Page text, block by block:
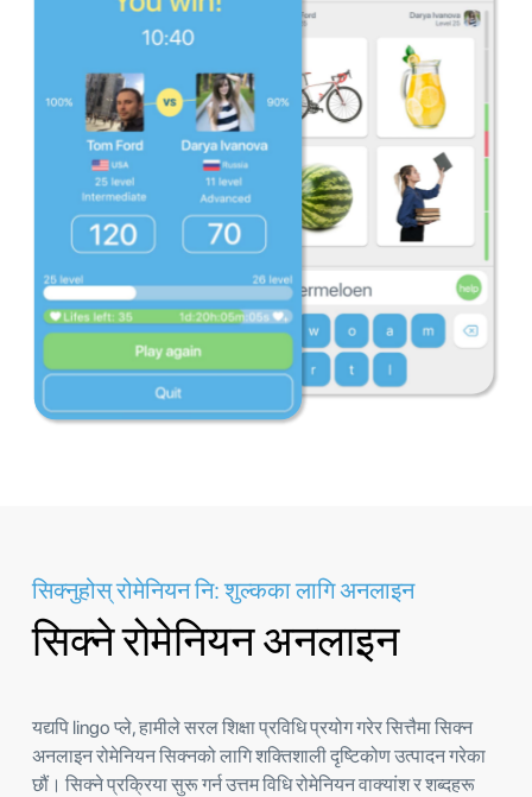
सिक्नुहोस् रोमेनियन नि: शुल्कका लागि अनलाइन
सिक्ने रोमेनियन अनलाइन
यद्यपि lingo प्ले, हामीले सरल शिक्षा प्रविधि प्रयोग गरेर सित्तैमा सिक्न
अनलाइन रोमेनियन सिक्नको लागि शक्तिशाली दृष्टिकोण उत्पादन गरेका
छौं। सिक्ने प्रक्रिया सुरू गर्न उत्तम विधि रोमेनियन वाक्यांश र शब्दहरू